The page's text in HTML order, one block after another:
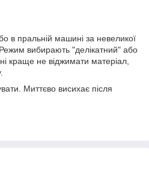
в пральній машині за невеликої
вибирають "делікатний" або
краще не віджимати матеріал,
Миттєво висихає після